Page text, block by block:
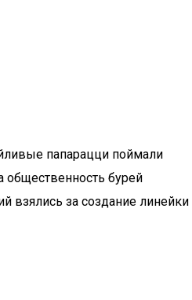
папарацци поймали
бурей
взялись за создание линейки